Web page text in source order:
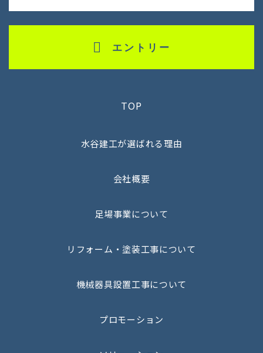
エントリー
TOP
水谷建工が選ばれる理由
会社概要
足場事業について
リフォーム・塗装工事について
機械器具設置工事について
プロモーション